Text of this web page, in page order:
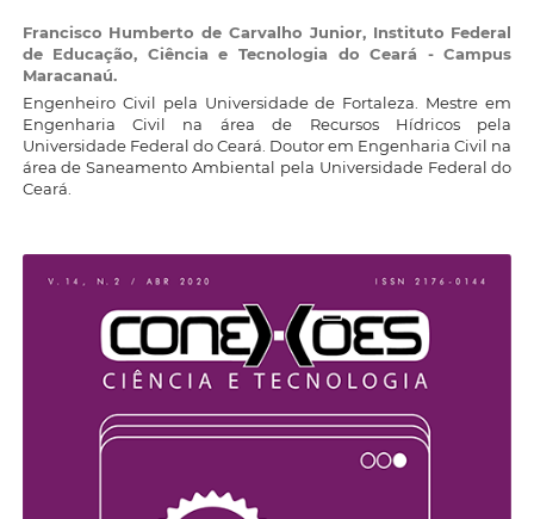
Francisco Humberto de Carvalho Junior, Instituto Federal
de Educação, Ciência e Tecnologia do Ceará - Campus
Maracanaú.
Engenheiro Civil pela Universidade de Fortaleza. Mestre em
Engenharia Civil na área de Recursos Hídricos pela
Universidade Federal do Ceará. Doutor em Engenharia Civil na
área de Saneamento Ambiental pela Universidade Federal do
Ceará.